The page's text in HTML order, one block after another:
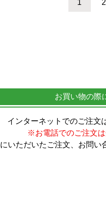
1 2
お買い物の際
インターネットでのご注文
※お電話でのご注文は
いただいたご注文、お問い